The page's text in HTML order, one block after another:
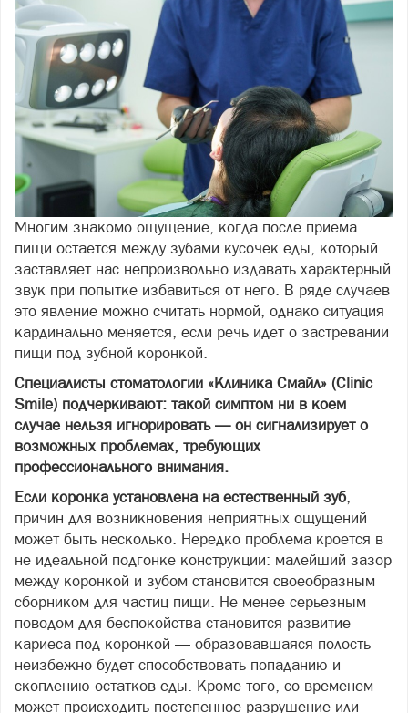
Многим знакомо ощущение, когда после приема
пищи остается между зубами кусочек еды, который
заставляет нас непроизвольно издавать характерный
звук при попытке избавиться от него. В ряде случаев
это явление можно считать нормой, однако ситуация
кардинально меняется, если речь идет о застревании
пищи под зубной коронкой.
Специалисты стоматологии «Клиника Смайл» (Clinic
Smile) подчеркивают: такой симптом ни в коем
случае нельзя игнорировать — он сигнализирует о
возможных проблемах, требующих
профессионального внимания.
Если коронка установлена на естественный зуб,
причин для возникновения неприятных ощущений
может быть несколько. Нередко проблема кроется в
не идеальной подгонке конструкции: малейший зазор
между коронкой и зубом становится своеобразным
сборником для частиц пищи. Не менее серьезным
поводом для беспокойства становится развитие
кариеса под коронкой — образовавшаяся полость
неизбежно будет способствовать попаданию и
скоплению остатков еды. Кроме того, со временем
может происходить постепенное разрушение или